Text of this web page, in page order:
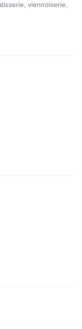
viennoiserie,